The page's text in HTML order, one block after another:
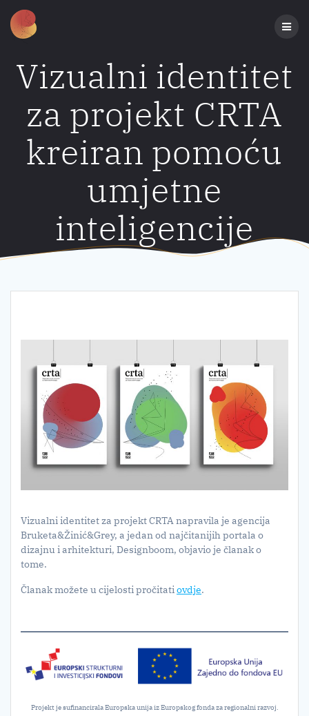
Vizualni identitet
za projekt CRTA
kreiran pomoću
umjetne
inteligencije
Vizualni identitet za projekt CRTA napravila je agencija
Bruketa&Žinić&Grey, a jedan od najčitanijih portala o
dizajnu i arhitekturi, Designboom, objavio je članak o
tome.
Članak možete u cijelosti pročitatiovdje.
Projekt je sufinancirala Europska unija iz Europskog fonda za regionalni razvoj.